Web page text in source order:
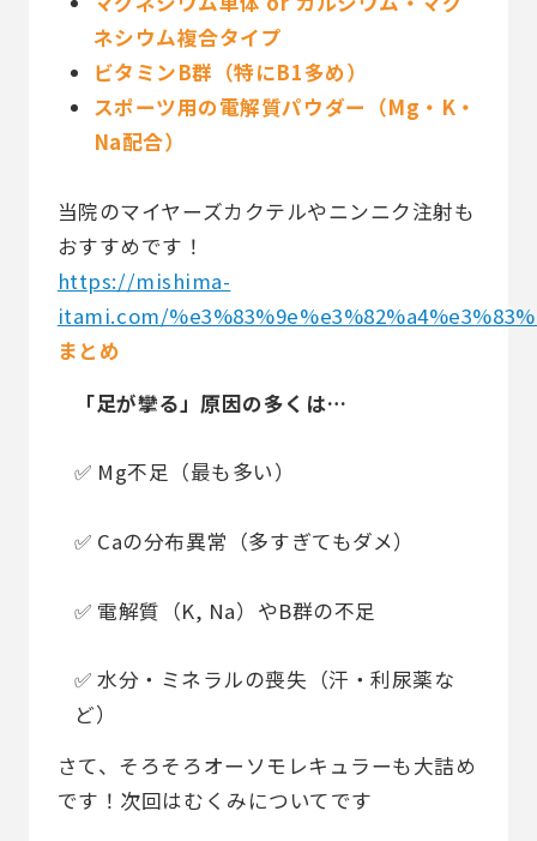
ネシウム複合タイプ
ビタミンB群（特にB1多め）
スポーツ用の電解質パウダー（Mg・K・
Na配合）
当院のマイヤーズカクテルやニンニク注射も
おすすめです！
https://mishima-
itami.com/
まとめ
「足が攣る」原因の多くは…
✅ Mg不足（最も多い）
✅ Caの分布異常（多すぎてもダメ）
✅ 電解質（K, Na）やB群の不足
✅ 水分・ミネラルの喪失（汗・利尿薬な
ど）
さて、そろそろオーソモレキュラーも大詰め
です！次回はむくみについてです